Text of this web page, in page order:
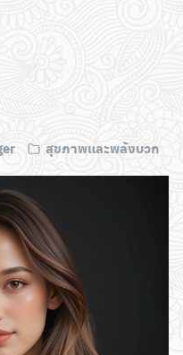
สุขภาพและพลังบวก